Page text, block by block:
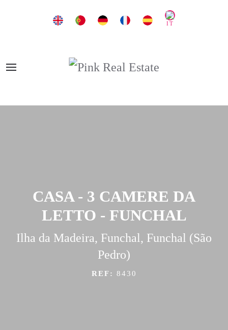
CASA - 3 CAMERE DA
LETTO - FUNCHAL
Ilha da Madeira, Funchal, Funchal (São
Pedro)
REF: 8430